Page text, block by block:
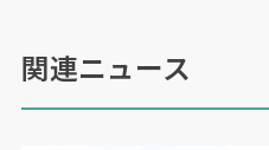
関連ニュース